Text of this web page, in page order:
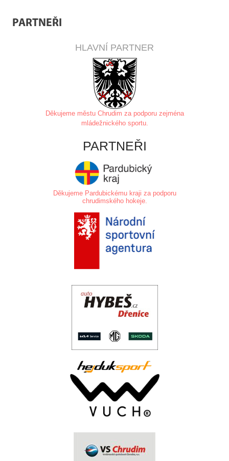
PARTNEŘI
HLAVNÍ PARTNER
Děkujeme městu Chrudim za podporu zejména
mládežnického sportu.
PARTNEŘI
Děkujeme Pardubickému kraji za podporu
chrudimského hokeje.